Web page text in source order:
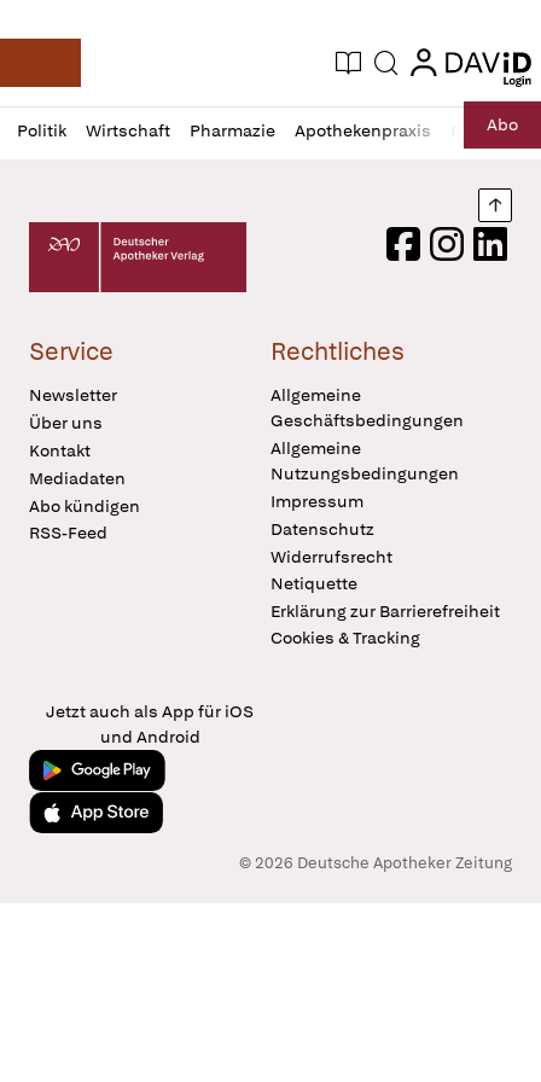
Deutsche Apotheker Zeitung
Aktuelle Ausgabe
Suche login
login
Politik Wirtschaft Pharmazie Apothekenpraxis RechtAbo
Profil
öffnen
Daz
Pur
Deutscher Apotheker Verlag Logo
FacebookInstagram
Service
Newsletter
Über uns
Kontakt
Mediadaten
Abo kündigen
RSS-Feed
Rechtliches
Allgemeine
Geschäftsbedingungen
Allgemeine
Nutzungsbedingungen
Impressum
Datenschutz
Widerrufsrecht
Netiquette
Erklärung zur Barrierefreiheit
Cookies & Tracking
Jetzt auch als App für iOS
und Android
Jetzt bei Google Play
Laden im App Store
© 2026 Deutsche Apotheker Zeitung